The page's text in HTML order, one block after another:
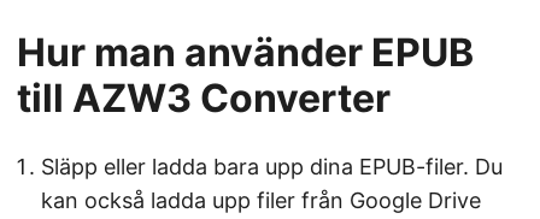
Hur man använder EPUB
till AZW3 Converter
Släpp eller ladda bara upp dina EPUB-filer. Du
kan också ladda upp filer från Google Drive